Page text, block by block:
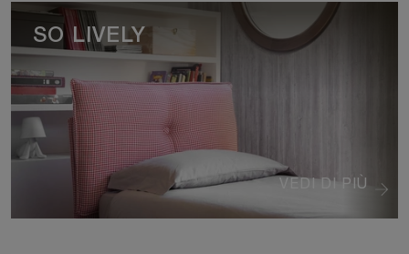
VEDI DI PIÙ
SO LIVELY